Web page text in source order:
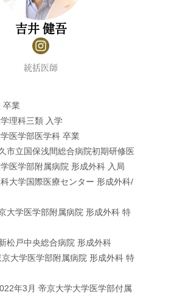
吉井 健吾
統括医師
卒業
理科三類 入学
医学部医学科 卒業
市立国保浅間総合病院初期研修医
医学部附属病院 形成外科 入局
大学国際医療センター 形成外科/
大学医学部附属病院 形成外科 特
松戸中央総合病院 形成外科
大学医学部附属病院 形成外科 特
年3月 帝京大学大学医学部付属